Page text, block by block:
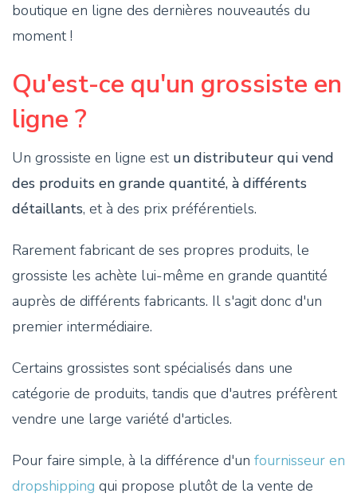
boutique en ligne des dernières nouveautés du
moment !
Qu'est-ce qu'un grossiste en
ligne ?
Un grossiste en ligne est un distributeur qui vend
des produits en grande quantité, à différents
détaillants, et à des prix préférentiels.
Rarement fabricant de ses propres produits, le
grossiste les achète lui-même en grande quantité
auprès de différents fabricants. Il s'agit donc d'un
premier intermédiaire.
Certains grossistes sont spécialisés dans une
catégorie de produits, tandis que d'autres préfèrent
vendre une large variété d'articles.
Pour faire simple, à la différence d'un fournisseur en
dropshipping qui propose plutôt de la vente de